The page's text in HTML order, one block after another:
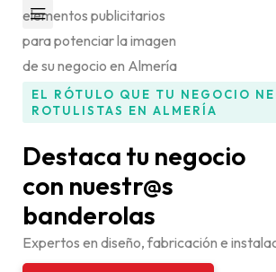
EL RÓTULO QUE TU NEGOCIO
ROTULISTAS EN ALMERÍA
Destaca tu negocio
con nuestr@s
banderolas
Expertos en diseño, fabricación e